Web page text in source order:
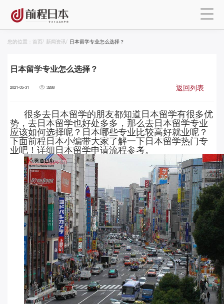
您的位置： 首页/ 新闻资讯/ 日本留学专业怎么选择？
日本留学专业怎么选择？
2021-05-31 3288 返回列表
很多去日本留学的朋友都知道日本留学有很多优
势，去日本留学也好处多多，那么去日本留学专业
应该如何选择呢？日本哪些专业比较高好就业呢？
下面前程日本小编带大家了解一下日本留学热门专
业吧！详细日本留学申请流程参考。